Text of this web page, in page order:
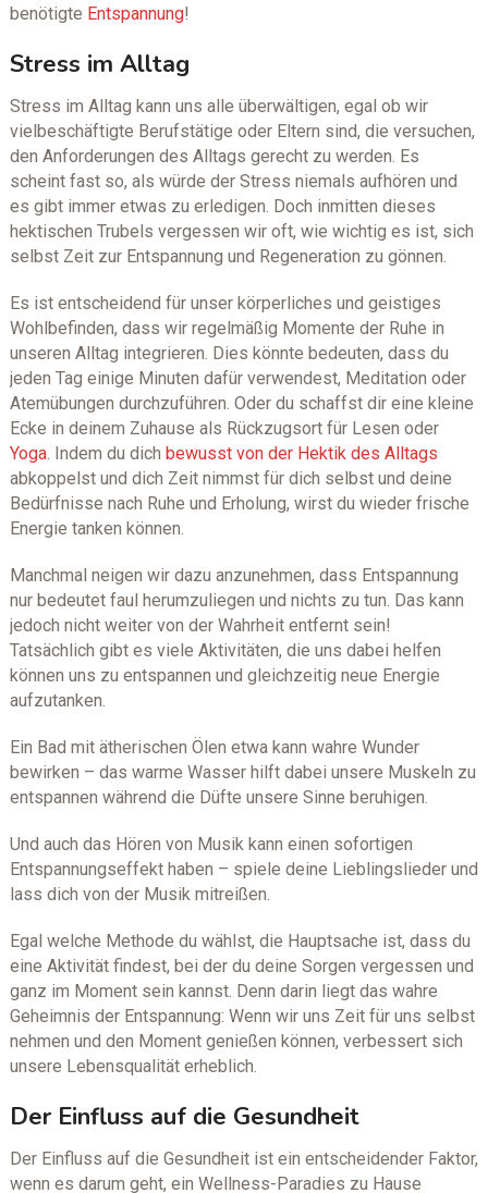
benötigte Entspannung!
Stress im Alltag
Stress im Alltag kann uns alle überwältigen, egal ob wir
vielbeschäftigte Berufstätige oder Eltern sind, die versuchen,
den Anforderungen des Alltags gerecht zu werden. Es
scheint fast so, als würde der Stress niemals aufhören und
es gibt immer etwas zu erledigen. Doch inmitten dieses
hektischen Trubels vergessen wir oft, wie wichtig es ist, sich
selbst Zeit zur Entspannung und Regeneration zu gönnen.
Es ist entscheidend für unser körperliches und geistiges
Wohlbefinden, dass wir regelmäßig Momente der Ruhe in
unseren Alltag integrieren. Dies könnte bedeuten, dass du
jeden Tag einige Minuten dafür verwendest, Meditation oder
Atemübungen durchzuführen. Oder du schaffst dir eine kleine
Ecke in deinem Zuhause als Rückzugsort für Lesen oder
Yoga. Indem du dich bewusst von der Hektik des Alltags
abkoppelst und dich Zeit nimmst für dich selbst und deine
Bedürfnisse nach Ruhe und Erholung, wirst du wieder frische
Energie tanken können.
Manchmal neigen wir dazu anzunehmen, dass Entspannung
nur bedeutet faul herumzuliegen und nichts zu tun. Das kann
jedoch nicht weiter von der Wahrheit entfernt sein!
Tatsächlich gibt es viele Aktivitäten, die uns dabei helfen
können uns zu entspannen und gleichzeitig neue Energie
aufzutanken.
Ein Bad mit ätherischen Ölen etwa kann wahre Wunder
bewirken – das warme Wasser hilft dabei unsere Muskeln zu
entspannen während die Düfte unsere Sinne beruhigen.
Und auch das Hören von Musik kann einen sofortigen
Entspannungseffekt haben – spiele deine Lieblingslieder und
lass dich von der Musik mitreißen.
Egal welche Methode du wählst, die Hauptsache ist, dass du
eine Aktivität findest, bei der du deine Sorgen vergessen und
ganz im Moment sein kannst. Denn darin liegt das wahre
Geheimnis der Entspannung: Wenn wir uns Zeit für uns selbst
nehmen und den Moment genießen können, verbessert sich
unsere Lebensqualität erheblich.
Der Einfluss auf die Gesundheit
Der Einfluss auf die Gesundheit ist ein entscheidender Faktor,
wenn es darum geht, ein Wellness-Paradies zu Hause